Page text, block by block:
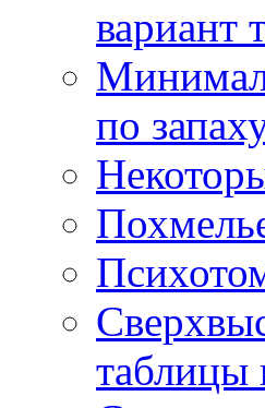
вариант
по
таблицы